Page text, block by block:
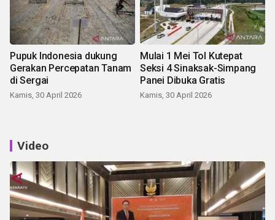
Pupuk Indonesia dukung
Gerakan Percepatan Tanam
di Sergai
Kamis, 30 April 2026
Mulai 1 Mei Tol Kutepat
Seksi 4 Sinaksak-Simpang
Panei Dibuka Gratis
Kamis, 30 April 2026
Video